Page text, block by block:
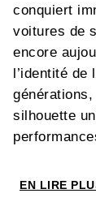
conquiert
voitures de
encore
l’identité de
silhouette
Aux côtés
EN LIRE